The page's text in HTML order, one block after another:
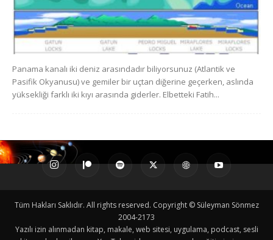
Panama kanalı iki deniz arasındadır biliyorsunuz (Atlantik ve
Pasifik Okyanusu) ve gemiler bir uçtan diğerine geçerken, aslında
yüksekliği farklı iki kıyı arasında giderler. Elbetteki Fatih...
Tüm Hakları Saklıdır. All rights reserved. Copyright © Süleyman Sönmez
2004-2173
Yazılı izin alınmadan kitap, makale, web sitesi, uygulama, podcast, sesli